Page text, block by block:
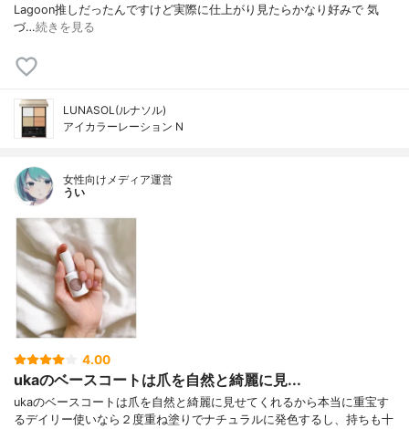
Lagoon推しだったんですけど実際に仕上がり見たらかなり好みで 気
づ…続きを見る
LUNASOL(ルナソル)
アイカラーレーション N
女性向けメディア運営
うい
4.00
ukaのベースコートは爪を自然と綺麗に見...
ukaのベースコートは爪を自然と綺麗に見せてくれるから本当に重宝す
るデイリー使いなら２度重ね塗りでナチュラルに発色するし、持ちも十